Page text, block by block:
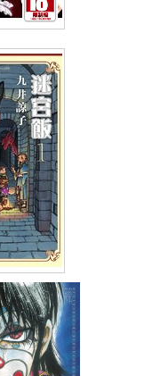
爾德(03)
(USD3.88)
(USD4.18)